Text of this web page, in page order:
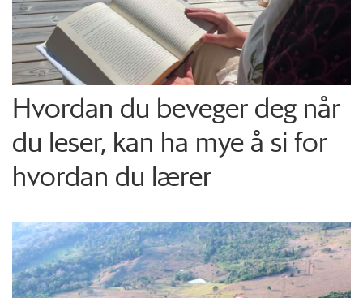
Hvordan du beveger deg når
du leser, kan ha mye å si for
hvordan du lærer